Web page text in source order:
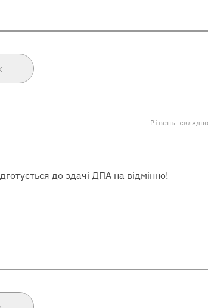
Рівень
до здачі ДПА на відмінно!